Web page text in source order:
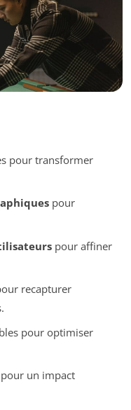
pour transformer
pour
pour affiner
recapturer
pour optimiser
pour un impact